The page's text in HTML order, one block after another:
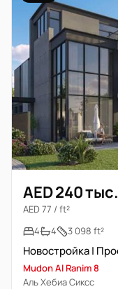
AED 240 тыс.
AED 77 / ft²
4
4 3 098 ft²
Mudon Al Ranim 8
Аль Хебиа Сиксс